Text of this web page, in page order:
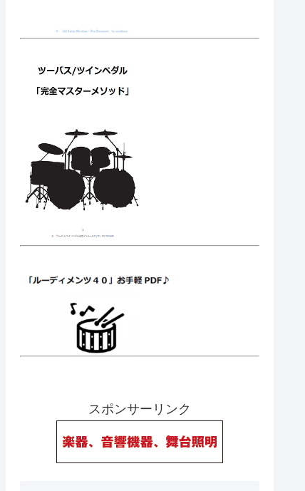
スポンサーリンク